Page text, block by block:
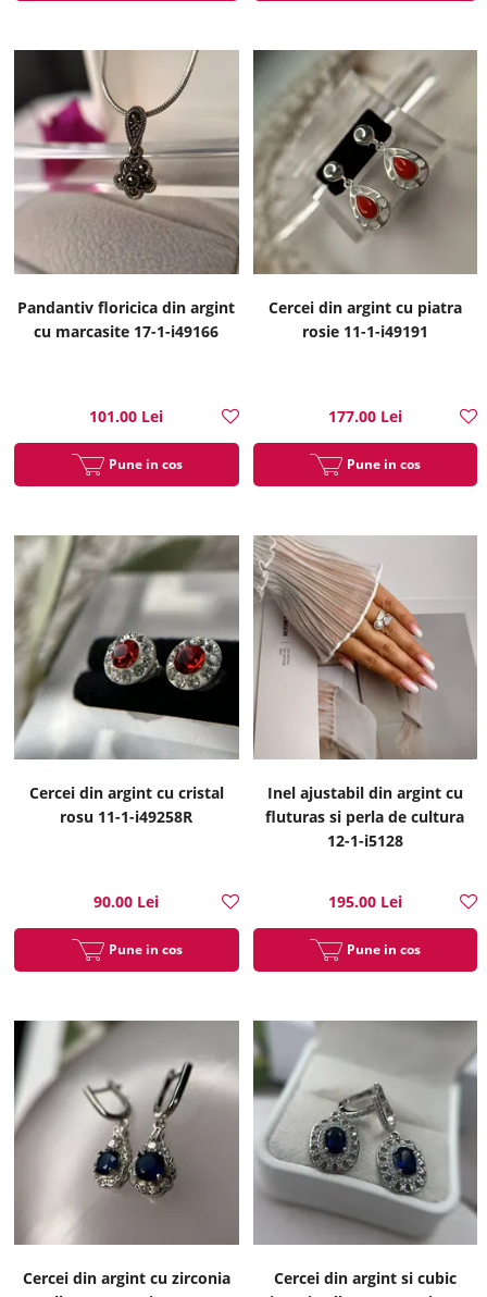
Pandantiv floricica din argint
cu marcasite 17-1-i49166
101.00 Lei
Pune in cos
Cercei din argint cu piatra
rosie 11-1-i49191
177.00 Lei
Pune in cos
Cercei din argint cu cristal
rosu 11-1-i49258R
90.00 Lei
Pune in cos
Inel ajustabil din argint cu
fluturas si perla de cultura
12-1-i5128
195.00 Lei
Pune in cos
Cercei din argint cu zirconia
Cercei din argint si cubic